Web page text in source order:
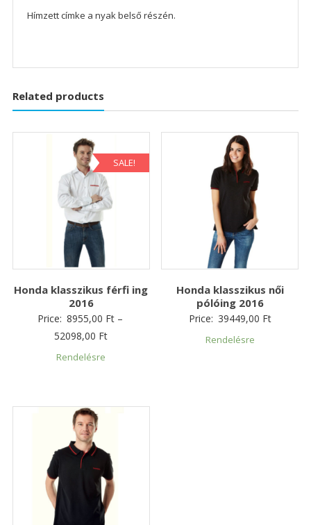
Hímzett címke a nyak belső részén.
Related products
SALE!
Honda klasszikus férfi ing
2016
Price: 8955,00 Ft–
52098,00 Ft
Rendelésre
Honda klasszikus női
pólóing 2016
Price: 39449,00 Ft
Rendelésre